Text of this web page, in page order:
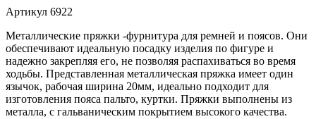
Артикул 6922
Металлические пряжки -фурнитура для ремней и поясов. Они
обеспечивают идеальную посадку изделия по фигуре и
надежно закрепляя его, не позволяя распахиваться во время
ходьбы. Представленная металлическая пряжка имеет один
язычок, рабочая ширина 20мм, идеально подходит для
изготовления пояса пальто, куртки. Пряжки выполнены из
металла, с гальваническим покрытием высокого качества.